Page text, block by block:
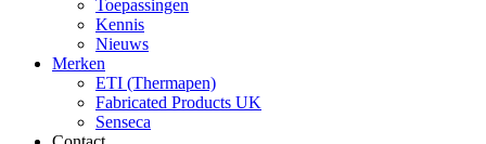
Toepassingen
Kennis
Nieuws
Merken
ETI (Thermapen)
Fabricated Products UK
Senseca